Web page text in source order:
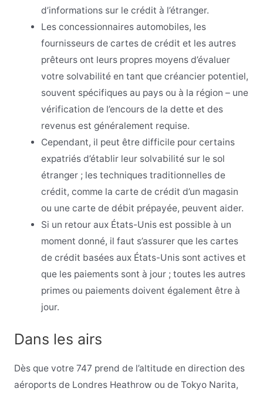
d’informations sur le crédit à l’étranger.
Les concessionnaires automobiles, les
fournisseurs de cartes de crédit et les autres
prêteurs ont leurs propres moyens d’évaluer
votre solvabilité en tant que créancier potentiel,
souvent spécifiques au pays ou à la région – une
vérification de l’encours de la dette et des
revenus est généralement requise.
Cependant, il peut être difficile pour certains
expatriés d’établir leur solvabilité sur le sol
étranger ; les techniques traditionnelles de
crédit, comme la carte de crédit d’un magasin
ou une carte de débit prépayée, peuvent aider.
Si un retour aux États-Unis est possible à un
moment donné, il faut s’assurer que les cartes
de crédit basées aux États-Unis sont actives et
que les paiements sont à jour ; toutes les autres
primes ou paiements doivent également être à
jour.
Dans les airs
Dès que votre 747 prend de l’altitude en direction des
aéroports de Londres Heathrow ou de Tokyo Narita,